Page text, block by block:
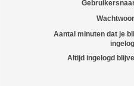
Aantal minuten dat je
Altijd ingelogd